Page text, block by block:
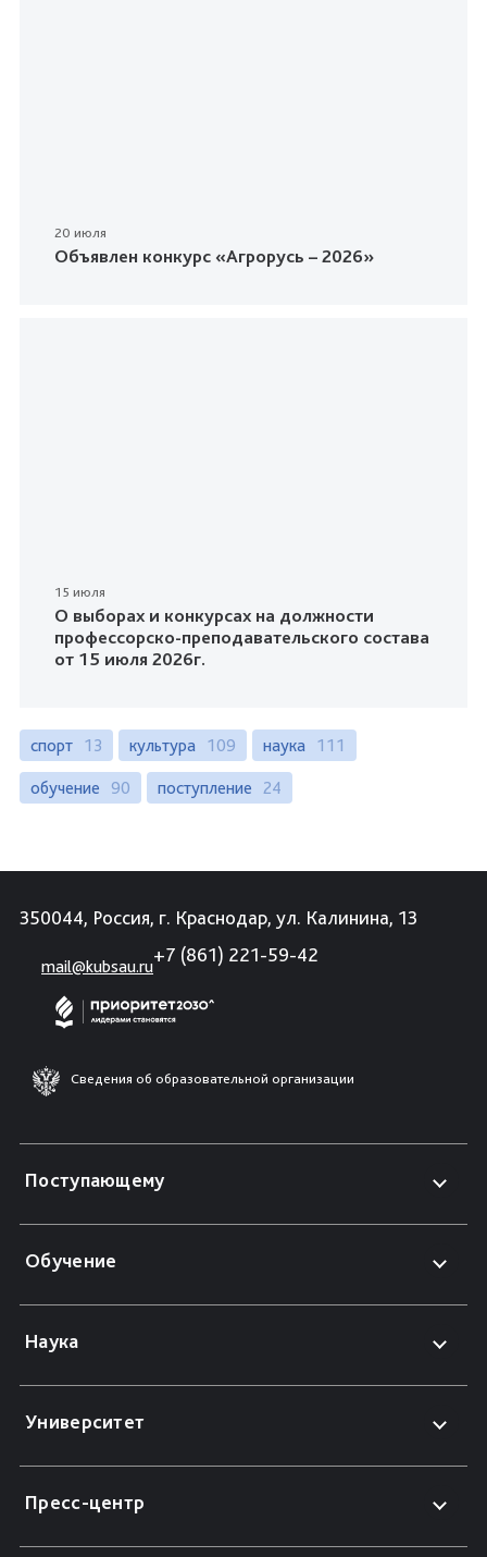
20 июля
Объявлен конкурс «Агрорусь – 2026»
15 июля
О выборах и конкурсах на должности
профессорско-преподавательского состава
от 15 июля 2026г.
спорт 13 культура 109 наука 111
обучение 90 поступление 24
350044, Россия, г. Краснодар, ул. Калинина, 13
mail@kubsau.ru
+7 (861) 221-59-42
Сведения об образовательной организации
Поступающему
Обучение
Наука
Университет
Пресс-центр